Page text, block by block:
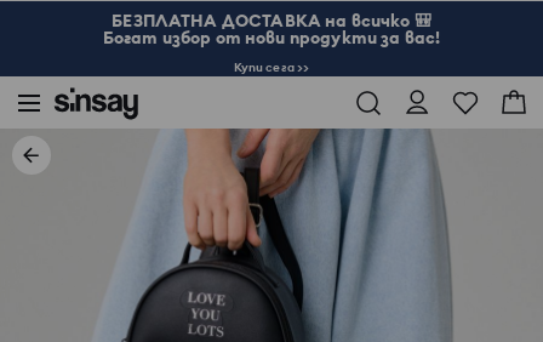
БЕЗПЛАТНА ДОСТАВКА на всичко 🎒
Богат избор от нови продукти за вас!
Купи сега >>